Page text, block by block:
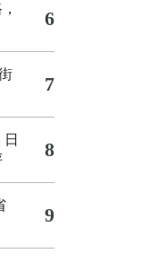
6
7
日
8
9